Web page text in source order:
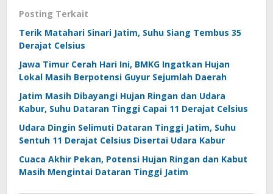
Posting Terkait
Terik Matahari Sinari Jatim, Suhu Siang Tembus 35
Derajat Celsius
Jawa Timur Cerah Hari Ini, BMKG Ingatkan Hujan
Lokal Masih Berpotensi Guyur Sejumlah Daerah
Jatim Masih Dibayangi Hujan Ringan dan Udara
Kabur, Suhu Dataran Tinggi Capai 11 Derajat Celsius
Udara Dingin Selimuti Dataran Tinggi Jatim, Suhu
Sentuh 11 Derajat Celsius Disertai Udara Kabur
Cuaca Akhir Pekan, Potensi Hujan Ringan dan Kabut
Masih Mengintai Dataran Tinggi Jatim